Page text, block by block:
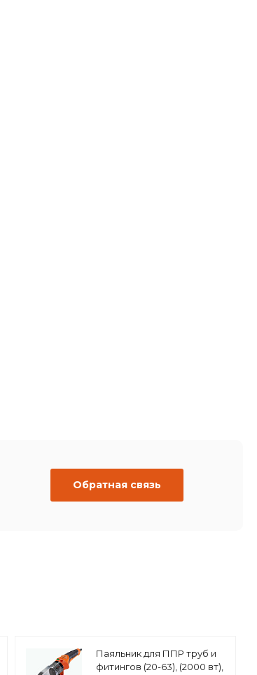
Обратная связь
Паяльник для ППР труб и
фитингов (20-63), (2000 вт),